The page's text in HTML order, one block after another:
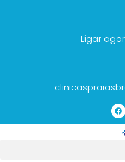
Ligar